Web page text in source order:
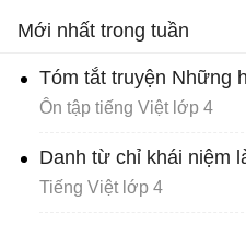
Mới nhất trong tuần
Tóm tắt truyện Những
Ôn tập tiếng Việt lớp 4
Danh từ chỉ khái niệm
Tiếng Việt lớp 4